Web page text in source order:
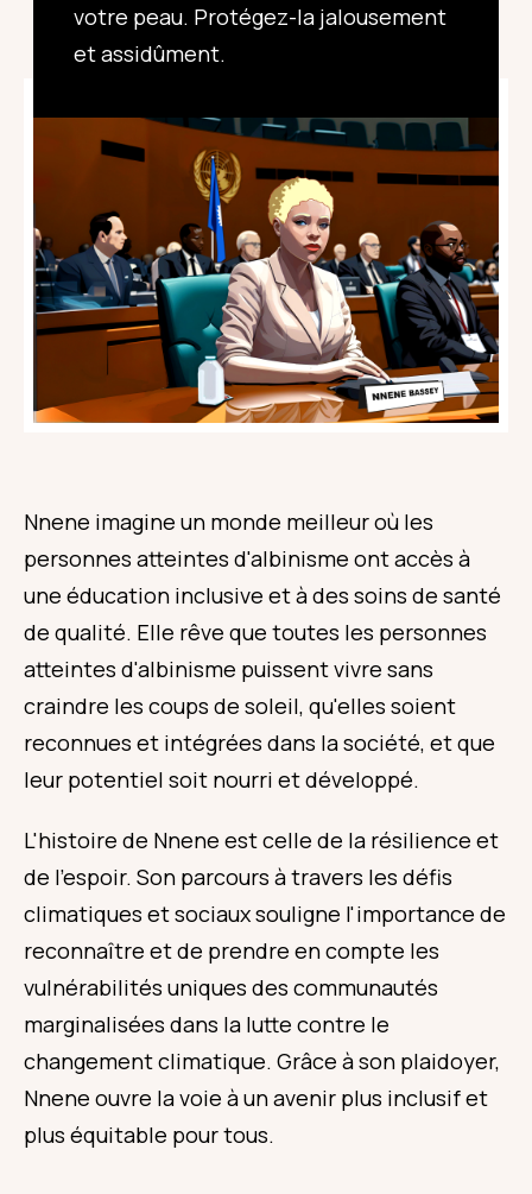
votre peau. Protégez-la jalousement
et assidûment.
Nnene imagine un monde meilleur où les
personnes atteintes d'albinisme ont accès à
une éducation inclusive et à des soins de santé
de qualité. Elle rêve que toutes les personnes
atteintes d'albinisme puissent vivre sans
craindre les coups de soleil, qu'elles soient
reconnues et intégrées dans la société, et que
leur potentiel soit nourri et développé.
L'histoire de Nnene est celle de la résilience et
de l'espoir. Son parcours à travers les défis
climatiques et sociaux souligne l'importance de
reconnaître et de prendre en compte les
vulnérabilités uniques des communautés
marginalisées dans la lutte contre le
changement climatique. Grâce à son plaidoyer,
Nnene ouvre la voie à un avenir plus inclusif et
plus équitable pour tous.